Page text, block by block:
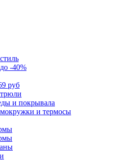
-40%
руб
и покрывала
и термосы